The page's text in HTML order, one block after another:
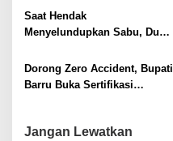
Saat Hendak
Menyelundupkan Sabu, Dua
Dorong Zero Accident, Bupati
Barru Buka Sertifikasi
Jangan Lewatkan